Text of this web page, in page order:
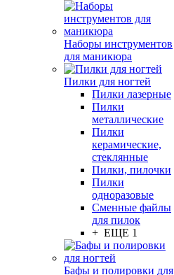
Наборы инструментов
для маникюра
Пилки для ногтей
Пилки лазерные
Пилки
металлические
Пилки
керамические,
стеклянные
Пилки, пилочки
Пилки
одноразовые
Сменные файлы
для пилок
+ ЕЩЕ 1
Бафы и полировки для